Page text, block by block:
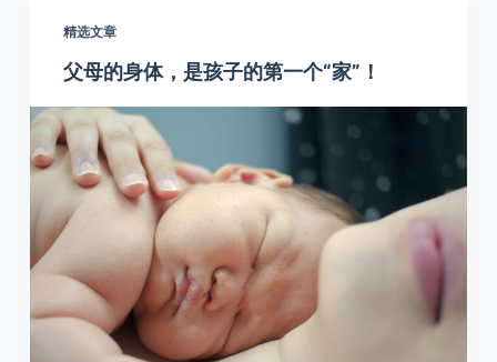
精选文章
父母的身体，是孩子的第一个“家”！